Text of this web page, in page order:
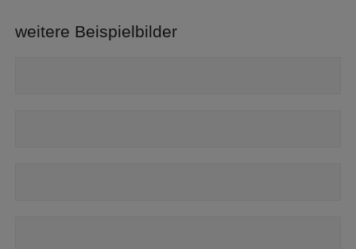
weitere Beispielbilder